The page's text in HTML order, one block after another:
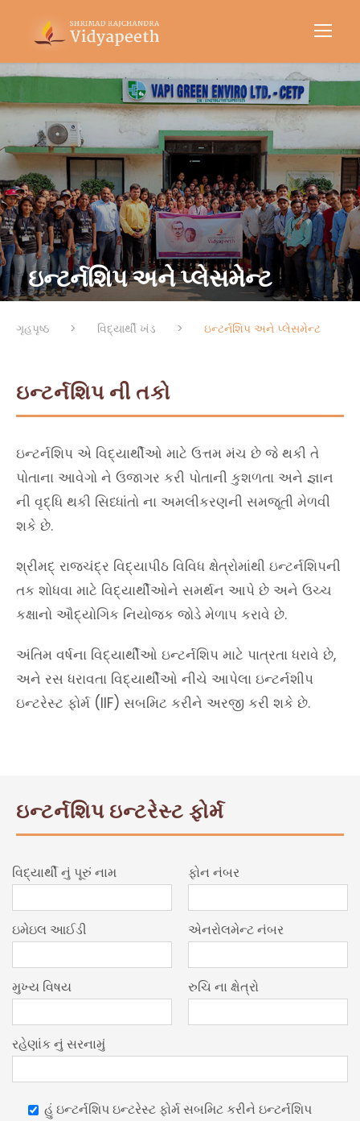
ઇન્ટર્નશિપ અને પ્લેસમેન્ટ
ગૃહપૃષ્ઠ > વિદ્યાર્થી ખંડ > ઇન્ટર્નશિપ અને પ્લેસમેન્ટ
ઇન્ટર્નશિપ ની તકો
ઇન્ટર્નશિપ એ વિદ્યાર્થીઓ માટે ઉત્તમ મંચ છે જે થકી તે
પોતાના આવેગો ને ઉજાગર કરી પોતાની કુશળતા અને જ્ઞાન
ની વૃદ્ધિ થકી સિધ્ધાંતો ના અમલીકરણની સમજૂતી મેળવી
શકે છે.
શ્રીમદ્ રાજચંદ્ર વિદ્યાપીઠ વિવિધ ક્ષેત્રોમાંથી ઇન્ટર્નશિપની
તક શોધવા માટે વિદ્યાર્થીઓને સમર્થન આપે છે અને ઉચ્ચ
કક્ષાનો ઔદ્યોગિક નિયોજક જોડે મેળાપ કરાવે છે.
અંતિમ વર્ષના વિદ્યાર્થીઓ ઇન્ટર્નશિપ માટે પાત્રતા ધરાવે છે,
અને રસ ધરાવતા વિદ્યાર્થીઓ નીચે આપેલા ઇન્ટર્નશીપ
ઇન્ટરેસ્ટ ફોર્મ (IIF) સબમિટ કરીને અરજી કરી શકે છે.
ઇન્ટર્નશિપ ઇન્ટરેસ્ટ ફોર્મ
વિદ્યાર્થી નું પૂરું નામ ફોન નંબર
ઇમેઇલ આઈડી એનરોલમેન્ટ નંબર
મુખ્ય વિષય રુચિ ના ક્ષેત્રો
રહેણાંક નું સરનામું
હું ઇન્ટર્નશિપ ઇન્ટરેસ્ટ ફોર્મ સબમિટ કરીને ઇન્ટર્નશિપ